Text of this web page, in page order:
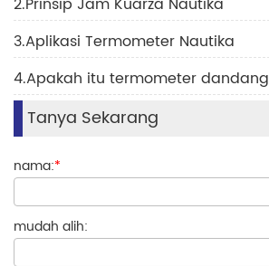
2.Prinsip Jam Kuarza Nautika
3.Aplikasi Termometer Nautika
4.Apakah itu termometer dandang
Tanya Sekarang
nama:*
mudah alih: